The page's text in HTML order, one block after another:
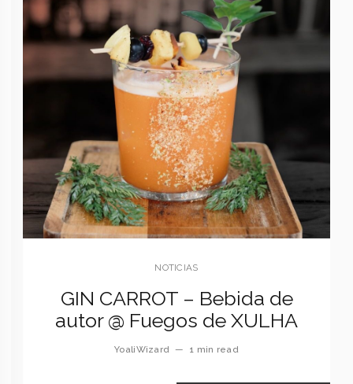
NOTICIAS
GIN CARROT – Bebida de
autor @ Fuegos de XULHA
YoaliWizard — 1 min read